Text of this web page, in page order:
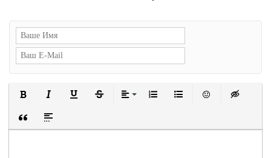
Вставка цитаты
Вставка спойлера